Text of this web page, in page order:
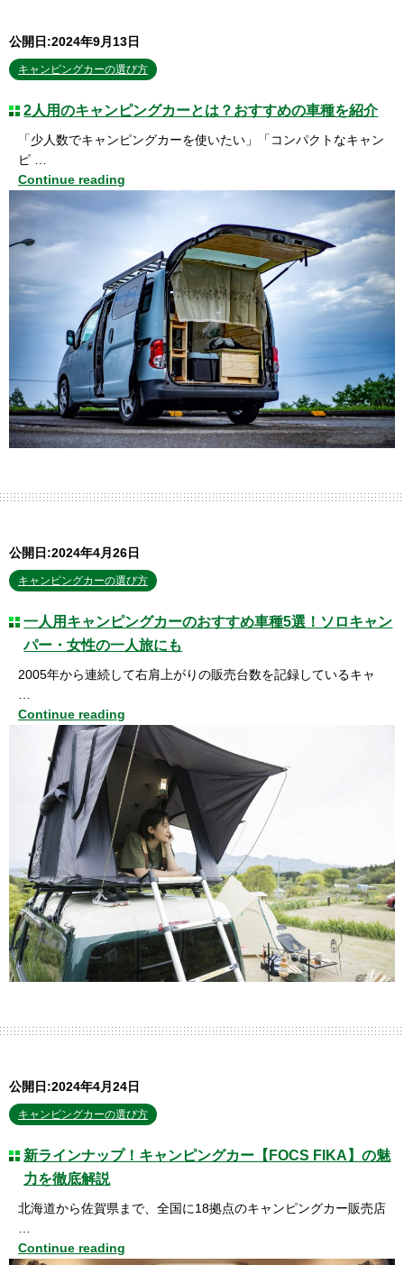
公開日:2024年9月13日
キャンピングカーの選び方
2人用のキャンピングカーとは？おすすめの車種を紹介
「少人数でキャンピングカーを使いたい」「コンパクトなキャン
ピ …
Continue reading
公開日:2024年4月26日
キャンピングカーの選び方
一人用キャンピングカーのおすすめ車種5選！ソロキャン
パー・女性の一人旅にも
2005年から連続して右肩上がりの販売台数を記録しているキャ
Continue reading
公開日:2024年4月24日
キャンピングカーの選び方
新ラインナップ！キャンピングカー【FOCS FIKA】の魅
力を徹底解説
北海道から佐賀県まで、全国に18拠点のキャンピングカー販売店
…
Continue reading